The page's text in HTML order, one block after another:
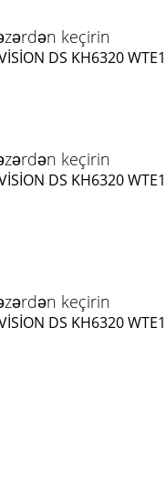
keçirin
DS KH6320 WTE1
keçirin
DS KH6320 WTE1
keçirin
DS KH6320 WTE1